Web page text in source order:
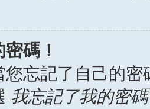
碼！
您忘記了自己的
我忘記了我的密碼